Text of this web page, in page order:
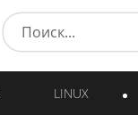
LINUX